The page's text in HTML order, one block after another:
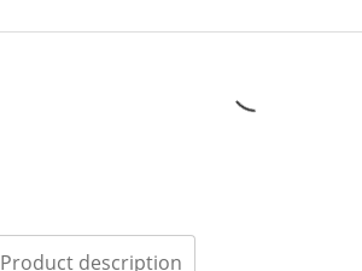
Product description